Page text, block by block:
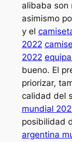
alibaba son
asimismo
y el
2022
2022
bueno. El
priorizar,
calidad del
mundial
posibilidad
argentina